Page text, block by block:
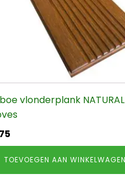
vlonderplank NATURAL
TOEVOEGEN AAN WINKELWAGEN